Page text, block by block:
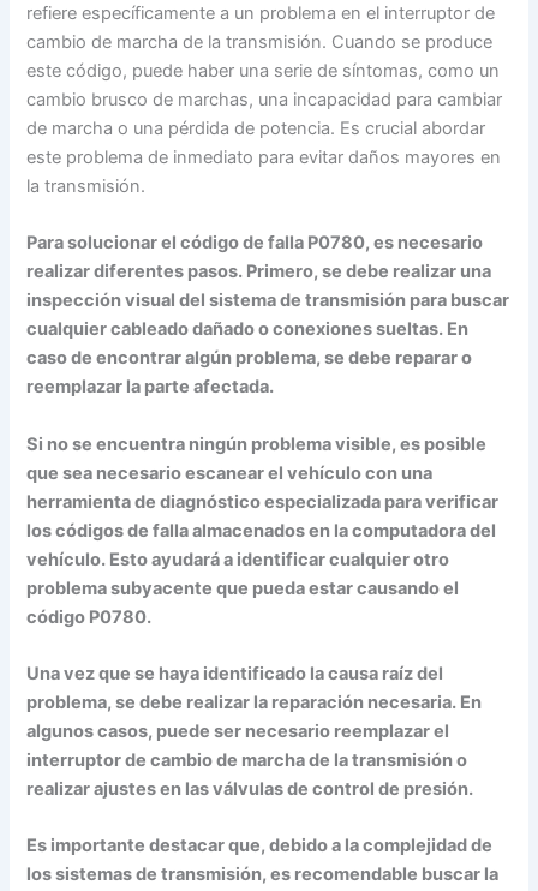
refiere específicamente a un problema en el interruptor de
cambio de marcha de la transmisión. Cuando se produce
este código, puede haber una serie de síntomas, como un
cambio brusco de marchas, una incapacidad para cambiar
de marcha o una pérdida de potencia. Es crucial abordar
este problema de inmediato para evitar daños mayores en
la transmisión.
Para solucionar el código de falla P0780, es necesario
realizar diferentes pasos. Primero, se debe realizar una
inspección visual del sistema de transmisión para buscar
cualquier cableado dañado o conexiones sueltas. En
caso de encontrar algún problema, se debe reparar o
reemplazar la parte afectada.
Si no se encuentra ningún problema visible, es posible
que sea necesario escanear el vehículo con una
herramienta de diagnóstico especializada para verificar
los códigos de falla almacenados en la computadora del
vehículo. Esto ayudará a identificar cualquier otro
problema subyacente que pueda estar causando el
código P0780.
Una vez que se haya identificado la causa raíz del
problema, se debe realizar la reparación necesaria. En
algunos casos, puede ser necesario reemplazar el
interruptor de cambio de marcha de la transmisión o
realizar ajustes en las válvulas de control de presión.
Es importante destacar que, debido a la complejidad de
los sistemas de transmisión, es recomendable buscar la